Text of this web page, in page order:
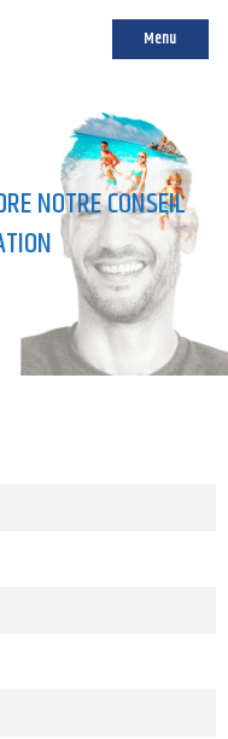
Menu
NOTRE CONSEIL